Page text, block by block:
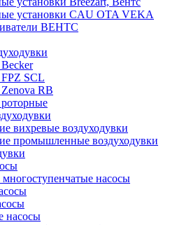
установки CAU OTA VEKA
ВЕНТС
SCL
RB
вихревые воздуходувки
промышленные воздуходувки
насосы
насосы